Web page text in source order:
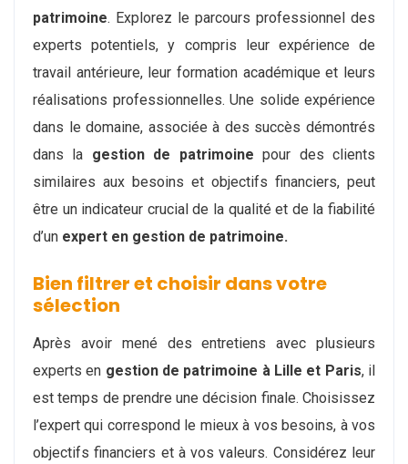
patrimoine. Explorez le parcours professionnel des
experts potentiels, y compris leur expérience de
travail antérieure, leur formation académique et leurs
réalisations professionnelles. Une solide expérience
dans le domaine, associée à des succès démontrés
dans la gestion de patrimoine pour des clients
similaires aux besoins et objectifs financiers, peut
être un indicateur crucial de la qualité et de la fiabilité
d’un expert en gestion de patrimoine.
Bien filtrer et choisir dans votre
sélection
Après avoir mené des entretiens avec plusieurs
experts en gestion de patrimoine à Lille et Paris, il
est temps de prendre une décision finale. Choisissez
l’expert qui correspond le mieux à vos besoins, à vos
objectifs financiers et à vos valeurs. Considérez leur